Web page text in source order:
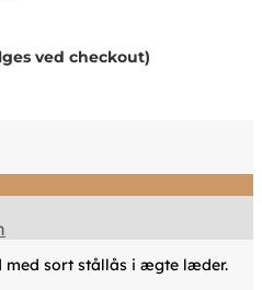
ved checkout)
med sort stållås i ægte læder.